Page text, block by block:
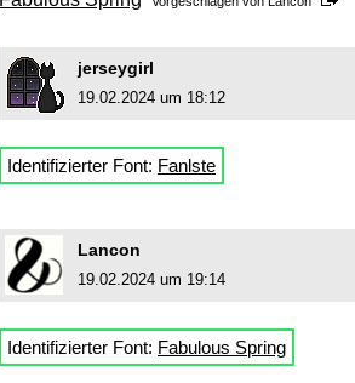
jerseygirl
19.02.2024 um 18:12
Identifizierter Font: Fanlste
Lancon
19.02.2024 um 19:14
Identifizierter Font: Fabulous Spring